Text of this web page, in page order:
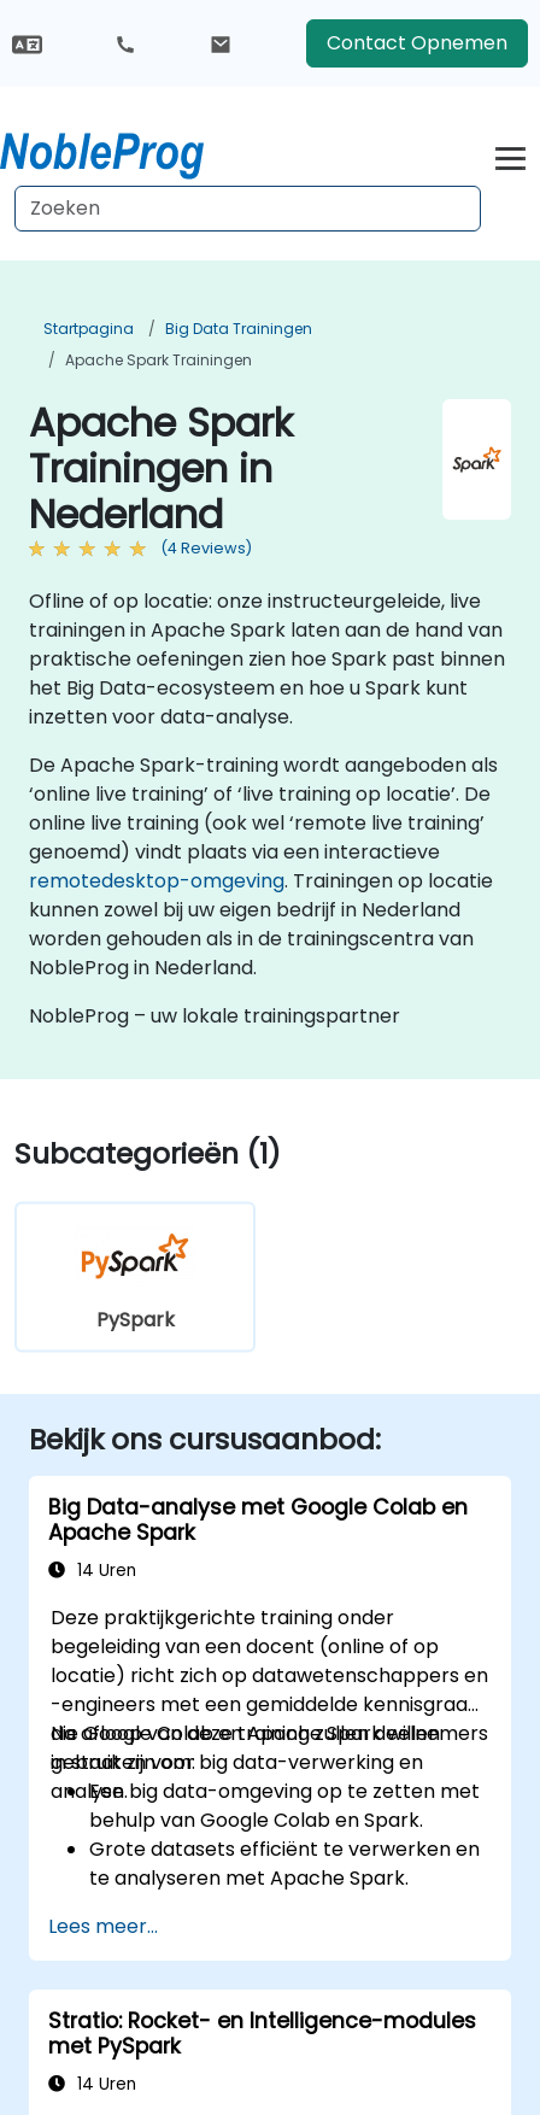
Contact Opnemen
Startpagina
Big Data Trainingen
Apache Spark Trainingen
Apache Spark
Trainingen in
Nederland
(4 Reviews)
Ofline of op locatie: onze instructeurgeleide, live
trainingen in Apache Spark laten aan de hand van
praktische oefeningen zien hoe Spark past binnen
het Big Data-ecosysteem en hoe u Spark kunt
inzetten voor data-analyse.
De Apache Spark-training wordt aangeboden als
‘online live training’ of ‘live training op locatie’. De
online live training (ook wel ‘remote live training’
genoemd) vindt plaats via een interactieve
remotedesktop-omgeving. Trainingen op locatie
kunnen zowel bij uw eigen bedrijf in Nederland
worden gehouden als in de trainingscentra van
NobleProg in Nederland.
NobleProg – uw lokale trainingspartner
Subcategorieën (1)
PySpark
Bekijk ons cursusaanbod:
Big Data-analyse met Google Colab en
Apache Spark
14 Uren
Deze praktijkgerichte training onder
begeleiding van een docent (online of op
locatie) richt zich op datawetenschappers en
-engineers met een gemiddelde kennisgraad
die Google Colab en Apache Spark willen
gebruiken voor big data-verwerking en
analyse.
Na afloop van deze training zullen deelnemers
in staat zijn om:
Een big data-omgeving op te zetten met
behulp van Google Colab en Spark.
Grote datasets efficiënt te verwerken en
te analyseren met Apache Spark.
collaboratieve omgeving.
Apache Spark te integreren met
cloudgebaseerde hulpmiddelen.
Lees meer...
Stratio: Rocket- en Intelligence-modules
met PySpark
14 Uren